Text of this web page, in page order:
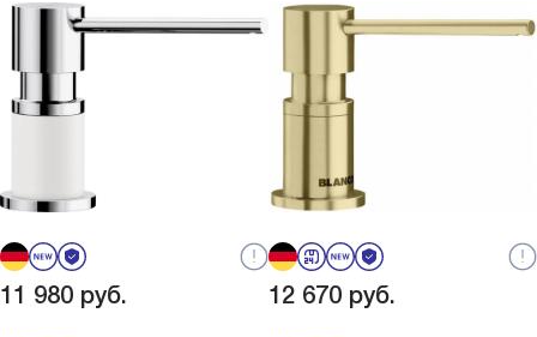
11 980 руб. 12 670 руб.